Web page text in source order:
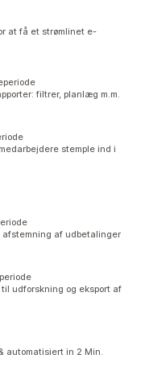
at få et strømlinet e-
filtrer, planlæg m.m.
stemple ind i
af udbetalinger
udforskning og eksport af
automatisiert in 2 Min.